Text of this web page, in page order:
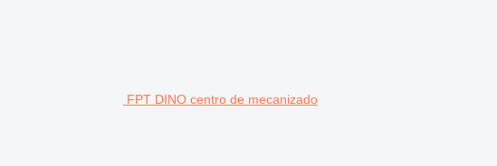
FPT DINO centro de mecanizado